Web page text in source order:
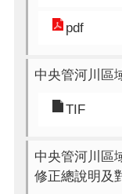
pdf
中央管河川區
TIF
中央管河川區
修正總說明及